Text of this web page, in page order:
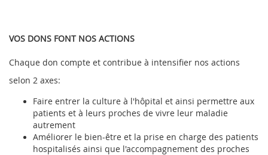
VOS DONS FONT NOS ACTIONS
Chaque don compte et contribue à intensifier nos actions
selon 2 axes:
Faire entrer la culture à l'hôpital et ainsi permettre aux
patients et à leurs proches de vivre leur maladie
autrement
Améliorer le bien-être et la prise en charge des patients
hospitalisés ainsi que l'accompagnement des proches